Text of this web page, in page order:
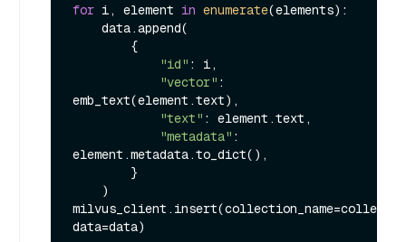
for i, element in enumerate(elements):
"id" : i,
"vector" :
emb_text(element.text),
"text" : element.text,
"metadata" :
element.metadata.to_dict(),